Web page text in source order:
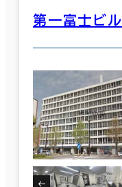
第一富士ビル